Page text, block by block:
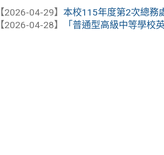
【2026-04-29】 本校115年度第2次總務
【2026-04-28】
「普通型高級中等學校